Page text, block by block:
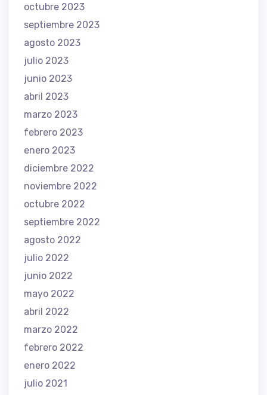
octubre 2023
septiembre 2023
agosto 2023
julio 2023
junio 2023
abril 2023
marzo 2023
febrero 2023
enero 2023
diciembre 2022
noviembre 2022
octubre 2022
septiembre 2022
agosto 2022
julio 2022
junio 2022
mayo 2022
abril 2022
marzo 2022
febrero 2022
enero 2022
julio 2021